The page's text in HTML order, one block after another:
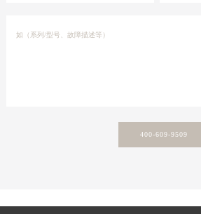
400-609-9509